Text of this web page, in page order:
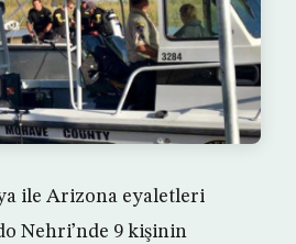
ile Arizona eyaletleri
Nehri’nde 9 kişinin